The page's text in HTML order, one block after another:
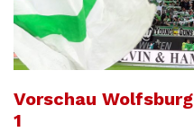
Vorschau
1